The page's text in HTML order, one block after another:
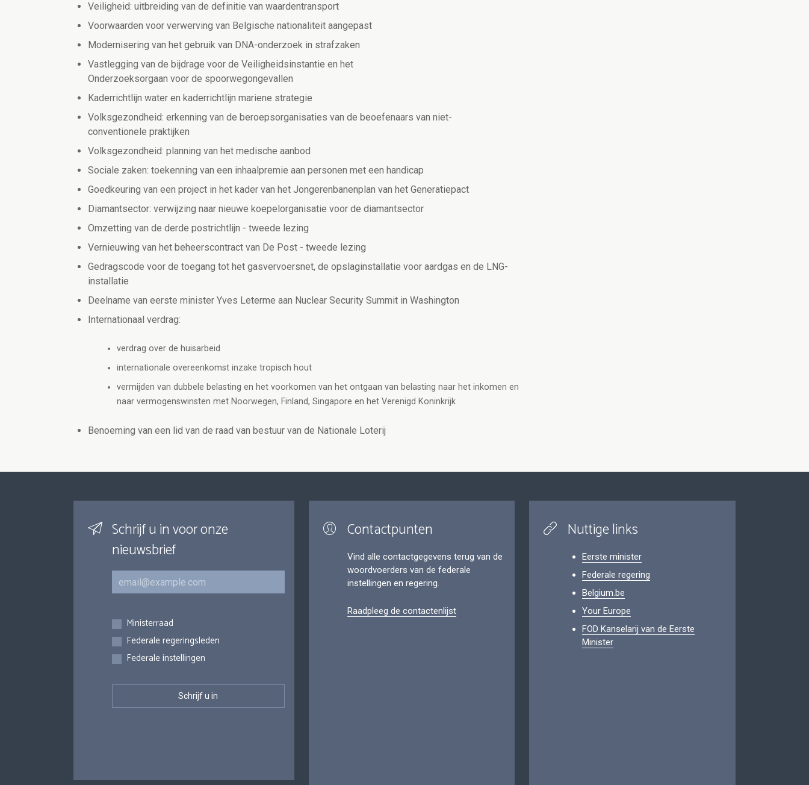
Veiligheid: uitbreiding van de definitie van waardentransport
Voorwaarden voor verwerving van Belgische nationaliteit aangepast
Modernisering van het gebruik van DNA-onderzoek in strafzaken
Vastlegging van de bijdrage voor de Veiligheidsinstantie en het
Onderzoeksorgaan voor de spoorwegongevallen
Kaderrichtlijn water en kaderrichtlijn mariene strategie
Volksgezondheid: erkenning van de beroepsorganisaties van de beoefenaars van niet-
conventionele praktijken
Volksgezondheid: planning van het medische aanbod
Sociale zaken: toekenning van een inhaalpremie aan personen met een handicap
Goedkeuring van een project in het kader van het Jongerenbanenplan van het Generatiepact
Diamantsector: verwijzing naar nieuwe koepelorganisatie voor de diamantsector
Omzetting van de derde postrichtlijn - tweede lezing
Vernieuwing van het beheerscontract van De Post - tweede lezing
Gedragscode voor de toegang tot het gasvervoersnet, de opslaginstallatie voor aardgas en de LNG-
installatie
Deelname van eerste minister Yves Leterme aan Nuclear Security Summit in Washington
Internationaal verdrag:
verdrag over de huisarbeid
internationale overeenkomst inzake tropisch hout
vermijden van dubbele belasting en het voorkomen van het ontgaan van belasting naar het inkomen en
naar vermogenswinsten met Noorwegen, Finland, Singapore en het Verenigd Koninkrijk
Benoeming van een lid van de raad van bestuur van de Nationale Loterij
Schrijf u in voor onze
nieuwsbrief
E-mail
Inschrijvingen
Ministerraad
Federale regeringsleden
Federale instellingen
Contactpunten
Vind alle contactgegevens terug van de
woordvoerders van de federale
instellingen en regering.
Raadpleeg de contactenlijst
Nuttige links
Eerste minister
Federale regering
Belgium.be
Your Europe
FOD Kanselarij van de Eerste
Minister